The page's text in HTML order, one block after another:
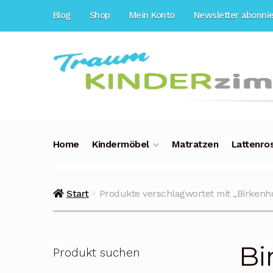
Blog Shop Mein Konto Newsletter
Home Kindermöbel Matratzen
Start Produkte verschlagwortet mit
Produkt suchen